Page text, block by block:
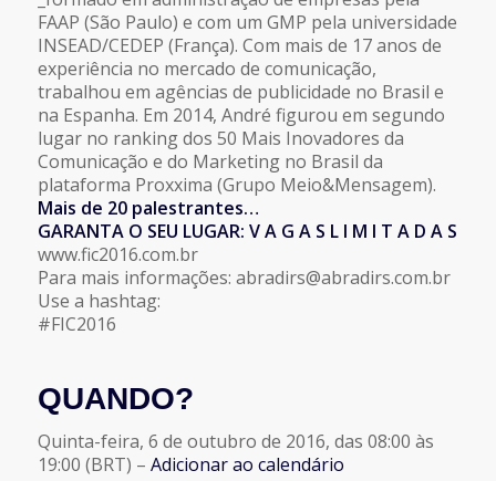
FAAP (São Paulo) e com um GMP pela universidade
INSEAD/CEDEP (França). Com mais de 17 anos de
experiência no mercado de comunicação,
trabalhou em agências de publicidade no Brasil e
na Espanha. Em 2014, André figurou em segundo
lugar no ranking dos 50 Mais Inovadores da
Comunicação e do Marketing no Brasil da
plataforma Proxxima (Grupo Meio&Mensagem).
Mais de 20 palestrantes…
GARANTA O SEU LUGAR: V A G A S L I M I T A D A S
www.fic2016.com.br
Para mais informações: abradirs@abradirs.com.br
Use a hashtag:
#FIC2016
QUANDO?
Quinta-feira, 6 de outubro de 2016, das 08:00 às
19:00 (BRT) – Adicionar ao calendário